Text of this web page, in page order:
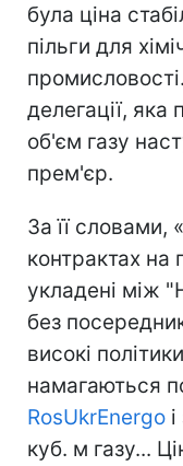
була ціна
пільги для
делегації, яка
об'єм газу
прем'єр.
За її словами,
контрактах на
укладені між
без
високі
намагаються
RosUkrEnergo
куб. м газу...